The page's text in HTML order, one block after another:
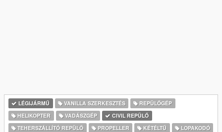
LÉGIJÁRMŰ VANILLA SZERKESZTÉS
REPÜLŐGÉP
HELIKOPTER
VADÁSZGÉP
CIVIL REPÜLŐ
TEHERSZÁLLÍTÓ REPÜLŐ
PROPELLER KÉTÉLTŰ
LOPAKODÓ